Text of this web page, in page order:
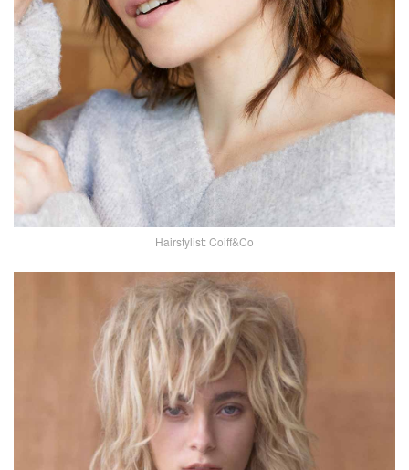
Hairstylist: Coiff&Co